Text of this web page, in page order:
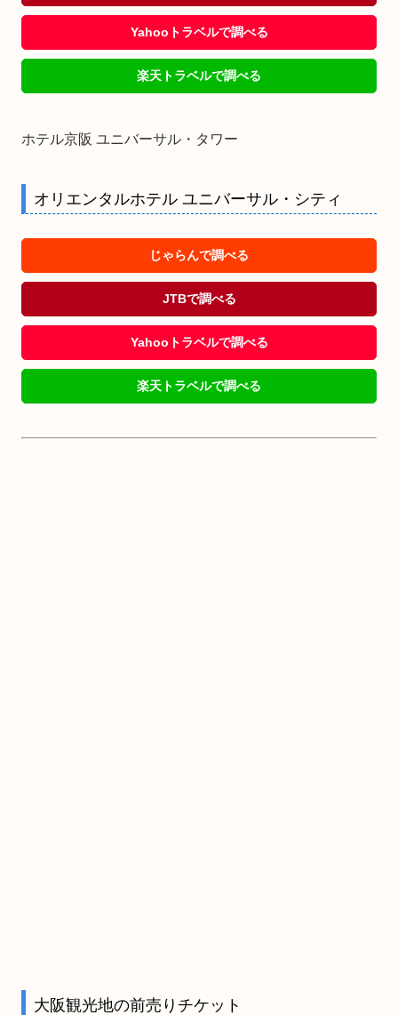
Yahooトラベルで調べる
楽天トラベルで調べる
ホテル京阪 ユニバーサル・タワー
オリエンタルホテル ユニバーサル・シティ
じゃらんで調べる
JTBで調べる
Yahooトラベルで調べる
楽天トラベルで調べる
大阪観光地の前売りチケット